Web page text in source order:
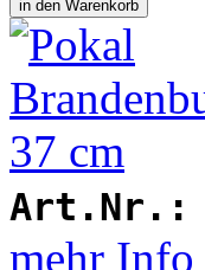
Art.Nr.:
mehr Info